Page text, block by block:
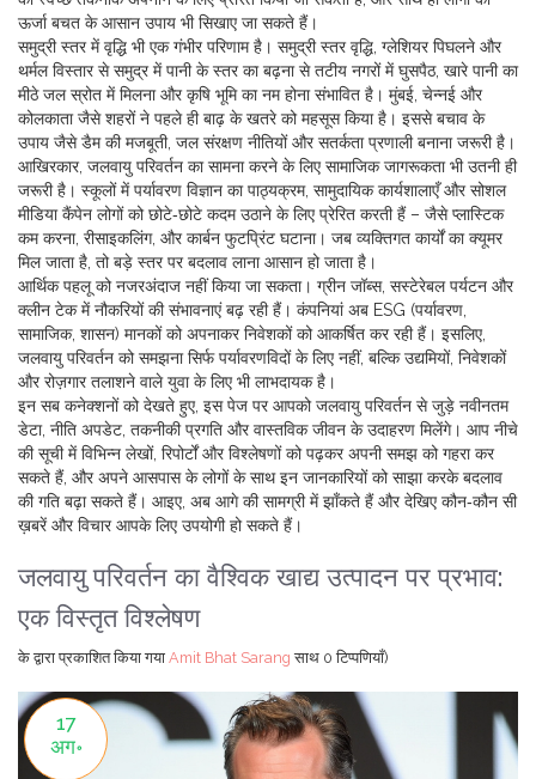
ऊर्जा बचत के आसान उपाय भी सिखाए जा सकते हैं।
समुद्री स्तर में वृद्धि भी एक गंभीर परिणाम है। समुद्री स्तर वृद्धि ग्लेशियर पिघलने और
थर्मल विस्तार से समुद्र में पानी के स्तर का बढ़नासे तटीय नगरों में घुसपैठ, खारे पानी का
मीठे जल स्रोत में मिलना और कृषि भूमि का नम होना संभावित है। मुंबई, चेन्नई और
कोलकाता जैसे शहरों ने पहले ही बाढ़ के खतरे को महसूस किया है। इससे बचाव के
उपाय जैसे डैम की मजबूती, जल संरक्षण नीतियों और सतर्कता प्रणाली बनाना जरूरी है।
आखिरकार, जलवायु परिवर्तन का सामना करने के लिए सामाजिक जागरूकता भी उतनी ही
जरूरी है। स्कूलों में पर्यावरण विज्ञान का पाठ्यक्रम, सामुदायिक कार्यशालाएँ और सोशल
मीडिया कैंपेन लोगों को छोटे‑छोटे कदम उठाने के लिए प्रेरित करती हैं – जैसे प्लास्टिक
कम करना, रीसाइकलिंग, और कार्बन फुटप्रिंट घटाना। जब व्यक्तिगत कार्यों का क्यूमर
मिल जाता है, तो बड़े स्तर पर बदलाव लाना आसान हो जाता है।
आर्थिक पहलू को नजरअंदाज नहीं किया जा सकता। ग्रीन जॉब्स, सस्टेरेबल पर्यटन और
क्लीन टेक में नौकरियों की संभावनाएं बढ़ रही हैं। कंपनियां अब ESG (पर्यावरण,
सामाजिक, शासन) मानकों को अपनाकर निवेशकों को आकर्षित कर रही हैं। इसलिए,
जलवायु परिवर्तन को समझना सिर्फ पर्यावरणविदों के लिए नहीं, बल्कि उद्यमियों, निवेशकों
और रोज़गार तलाशने वाले युवा के लिए भी लाभदायक है।
इन सब कनेक्शनों को देखते हुए, इस पेज पर आपको जलवायु परिवर्तन से जुड़े नवीनतम
डेटा, नीति अपडेट, तकनीकी प्रगति और वास्तविक जीवन के उदाहरण मिलेंगे। आप नीचे
की सूची में विभिन्न लेखों, रिपोर्टों और विश्लेषणों को पढ़कर अपनी समझ को गहरा कर
सकते हैं, और अपने आसपास के लोगों के साथ इन जानकारियों को साझा करके बदलाव
की गति बढ़ा सकते हैं। आइए, अब आगे की सामग्री में झाँकते हैं और देखिए कौन‑कौन सी
ख़बरें और विचार आपके लिए उपयोगी हो सकते हैं।
जलवायु परिवर्तन का वैश्विक खाद्य उत्पादन पर प्रभाव:
एक विस्तृत विश्लेषण
के द्वारा प्रकाशित किया गया Amit Bhat Sarang साथ 0 टिप्पणियाँ)
17
अग॰